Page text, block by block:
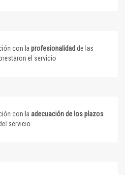
con la profesionalidad de las
el servicio
con la adecuación de los plazos
servicio